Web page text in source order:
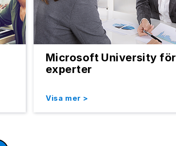
Microsoft University för
experter
Visa mer >